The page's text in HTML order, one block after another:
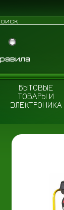
БЫТОВЫЕ
ТОВАРЫ И
ЭЛЕКТРОНИКА